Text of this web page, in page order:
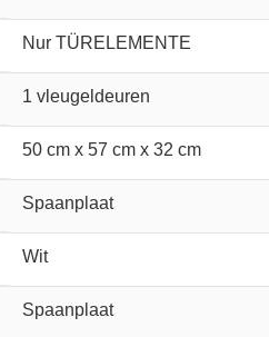
Nur TÜRELEMENTE
1 vleugeldeuren
50 cm x 57 cm x 32 cm
Spaanplaat
Wit
Spaanplaat